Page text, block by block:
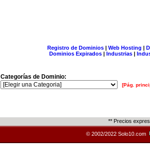
Registro de Dominios| Web Hosting |
Dominios Expirados | Industrias |
Categorías de Dominio:
[Pág.
** Precios
© 2002/2022 Solo10.com